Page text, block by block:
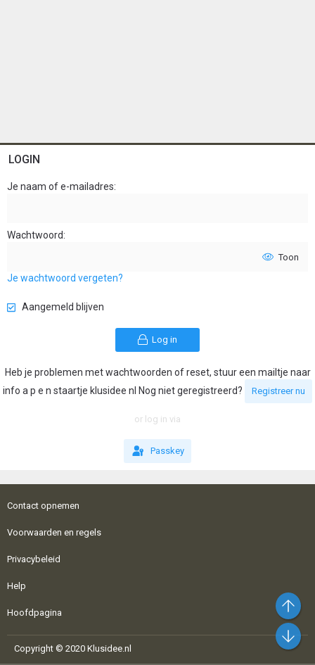
LOGIN
Je naam of e-mailadres
Wachtwoord
Toon
Je wachtwoord vergeten?
Aangemeld blijven
Log in
Heb je problemen met wachtwoorden of reset, stuur een mailtje naar
info a p e n staartje klusidee nl Nog niet geregistreerd?
Registreer nu
or log in via
Passkey
Contact opnemen
Voorwaarden en regels
Privacybeleid
Help
Hoofdpagina
Copyright © 2020 Klusidee.nl